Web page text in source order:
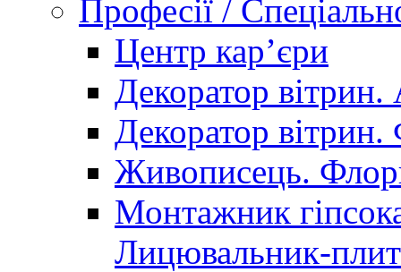
Професії /
Центр кар’єри
Декоратор вітрин.
Декоратор вітрин.
Живописець.
Монтажник
Лицювальник-